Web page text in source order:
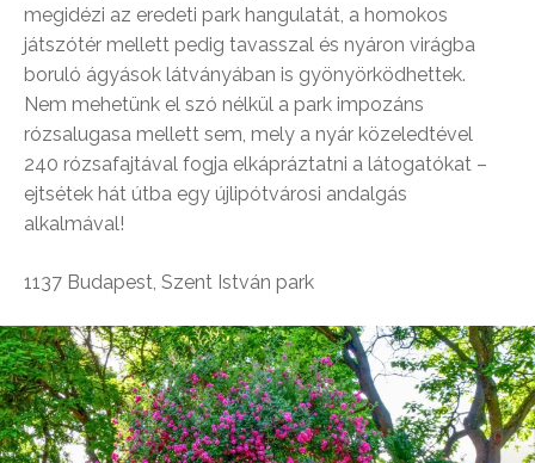
megidézi az eredeti park hangulatát, a homokos
játszótér mellett pedig tavasszal és nyáron virágba
boruló ágyások látványában is gyönyörködhettek.
Nem mehetünk el szó nélkül a park impozáns
rózsalugasa mellett sem, mely a nyár közeledtével
240 rózsafajtával fogja elkápráztatni a látogatókat –
ejtsétek hát útba egy újlipótvárosi andalgás
alkalmával!
1137 Budapest, Szent István park